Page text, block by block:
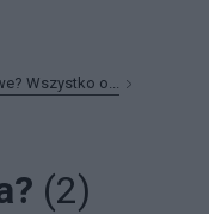
Wszystko o...
(2)